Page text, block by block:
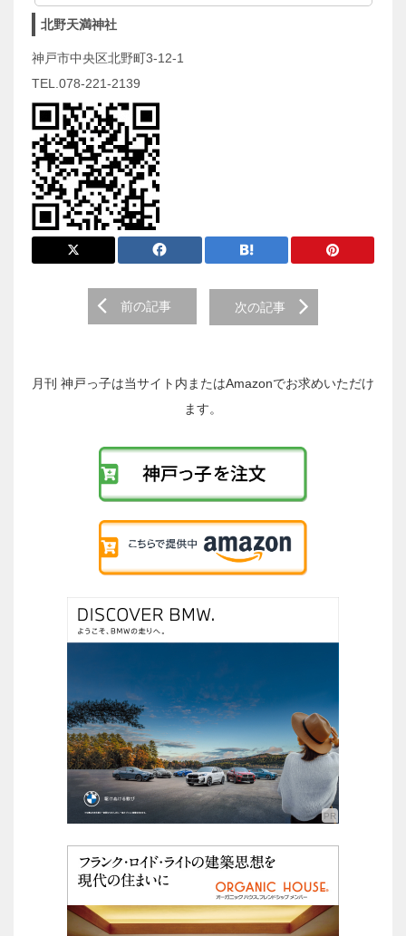
北野天満神社
神戸市中央区北野町3-12-1
TEL.078-221-2139
稿
前の記事 次の記事
月刊 神戸っ子は当サイト内またはAmazonでお求めいただけ
ます。